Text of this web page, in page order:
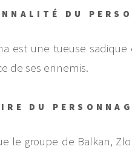
DU
est une tueuse
de ses ennemis.
DU
le groupe de Balkan,